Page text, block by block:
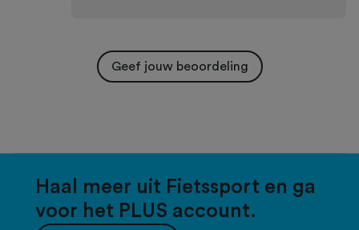
Geef jouw beoordeling
Haal meer uit Fietssport en ga
voor het PLUS account.